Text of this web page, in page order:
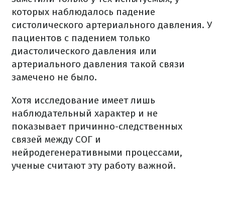
которых наблюдалось падение
систолического артериального давления. У
пациентов с падением только
диастолического давления или
артериального давления такой связи
замечено не было.
Хотя исследование имеет лишь
наблюдательный характер и не
показывает причинно-следственных
связей между СОГ и
нейродегенеративными процессами,
ученые считают эту работу важной.